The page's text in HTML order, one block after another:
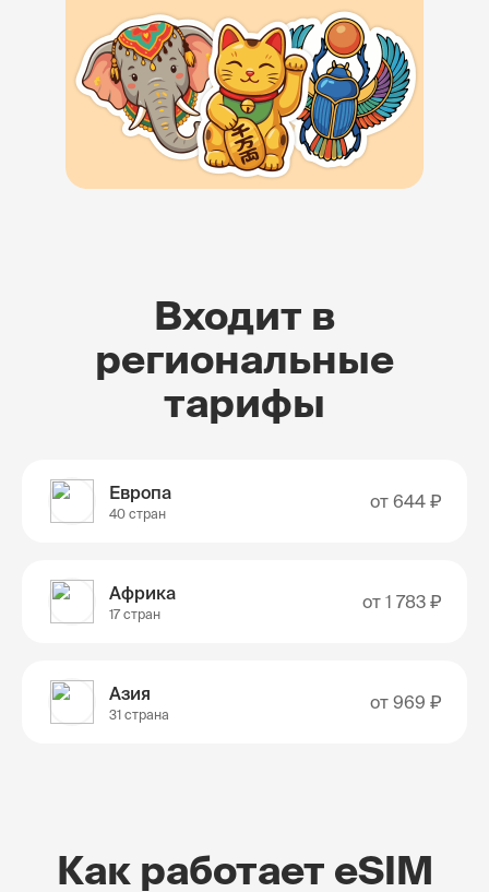
Входит в
региональные
тарифы
Европа
40 стран
от 644 ₽
Африка
17 стран
от 1 783 ₽
Азия
31 страна
от 969 ₽
Как работает eSIM